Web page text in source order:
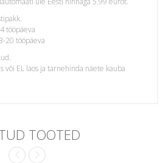
tööpäeva
20 tööpäeva
või EL laos ja tarnehinda näete kauba
TOOTED